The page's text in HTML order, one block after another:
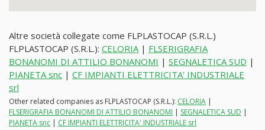
Altre società collegate come FLPLASTOCAP (S.R.L.)
FLPLASTOCAP (S.R.L.): CELORIA| FLSERIGRAFIA
BONANOMI DI ATTILIO BONANOMI | SEGNALETICA SUD |
PIANETA snc | CF IMPIANTI ELETTRICITA' INDUSTRIALE
srl
Other related companies as FLPLASTOCAP (S.R.L.): CELORIA |
FLSERIGRAFIA BONANOMI DI ATTILIO BONANOMI | SEGNALETICA SUD |
PIANETA snc | CF IMPIANTI ELETTRICITA' INDUSTRIALE srl